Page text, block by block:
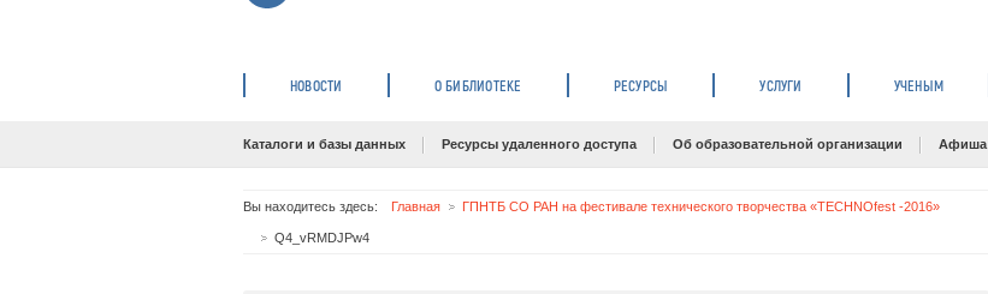
НОВОСТИ О БИБЛИОТЕКЕ РЕСУРСЫ УСЛУГИ УЧЕНЫМ
Каталоги и базы данных Ресурсы удаленного доступа Об образовательной организации Афиша
Вы находитесь здесь: Главная ГПНТБ СО РАН на фестивале технического творчества «TECHNOfest -2016»
Q4_vRMDJPw4